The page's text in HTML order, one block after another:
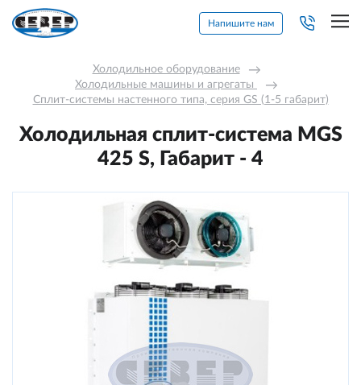
Напишите нам
Холодильное оборудование →
Холодильные машины и агрегаты →
Сплит-системы настенного типа, серия GS (1-5 габарит)
Холодильная сплит-система MGS
425 S, Габарит - 4